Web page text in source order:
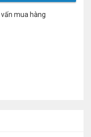
mua hàng